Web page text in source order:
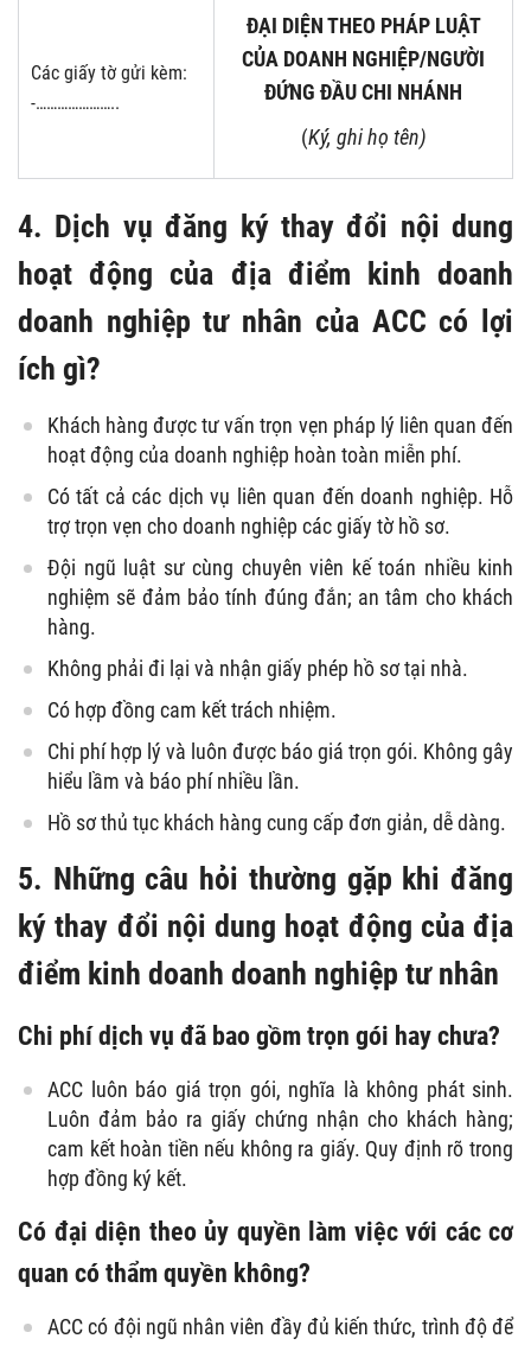
Các giấy tờ gửi kèm:
-…………………..
ĐẠI DIỆN THEO PHÁP LUẬT
CỦA DOANH NGHIỆP/NGƯỜI
ĐỨNG ĐẦU CHI NHÁNH
(Ký, ghi họ tên)
4. Dịch vụ đăng ký thay đổi nội dung
hoạt động của địa điểm kinh doanh
doanh nghiệp tư nhân của ACC có lợi
ích gì?
Khách hàng được tư vấn trọn vẹn pháp lý liên quan đến
hoạt động của doanh nghiệp hoàn toàn miễn phí.
Có tất cả các dịch vụ liên quan đến doanh nghiệp. Hỗ
trợ trọn vẹn cho doanh nghiệp các giấy tờ hồ sơ.
Đội ngũ luật sư cùng chuyên viên kế toán nhiều kinh
nghiệm sẽ đảm bảo tính đúng đắn; an tâm cho khách
hàng.
Không phải đi lại và nhận giấy phép hồ sơ tại nhà.
Có hợp đồng cam kết trách nhiệm.
Chi phí hợp lý và luôn được báo giá trọn gói. Không gây
hiểu lầm và báo phí nhiều lần.
Hồ sơ thủ tục khách hàng cung cấp đơn giản, dễ dàng.
5. Những câu hỏi thường gặp khi đăng
ký thay đổi nội dung hoạt động của địa
điểm kinh doanh doanh nghiệp tư nhân
Chi phí dịch vụ đã bao gồm trọn gói hay chưa?
ACC luôn báo giá trọn gói, nghĩa là không phát sinh.
Luôn đảm bảo ra giấy chứng nhận cho khách hàng;
cam kết hoàn tiền nếu không ra giấy. Quy định rõ trong
hợp đồng ký kết.
Có đại diện theo ủy quyền làm việc với các cơ
quan có thẩm quyền không?
ACC có đội ngũ nhân viên đầy đủ kiến thức, trình độ để